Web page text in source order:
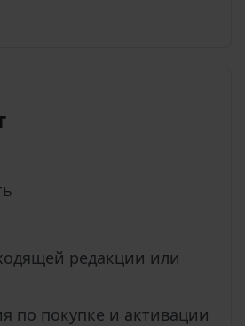
редакции или
по покупке и активации